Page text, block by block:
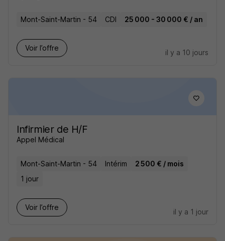
Mont-Saint-Martin - 54 CDI 25 000 - 30 000 € / an
Voir l’offre
il y a 10 jours
Infirmier de H/F
Appel Médical
Mont-Saint-Martin - 54 Intérim
2 500 € / mois
1 jour
Voir l’offre
il y a 1 jour